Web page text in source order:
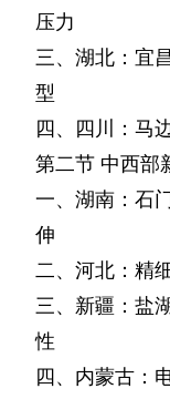
压力
三、湖北：宜
型
四、四川：马
第二节 中西部
一、湖南：石
伸
二、河北：精
三、新疆：盐
性
四、内蒙古：